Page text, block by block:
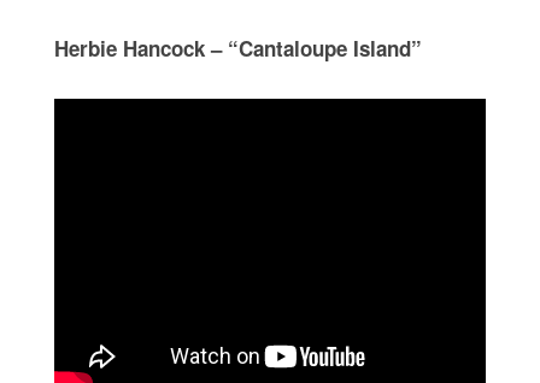
Herbie Hancock – “Cantaloupe Island”